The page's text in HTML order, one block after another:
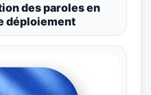
des paroles en
déploiement